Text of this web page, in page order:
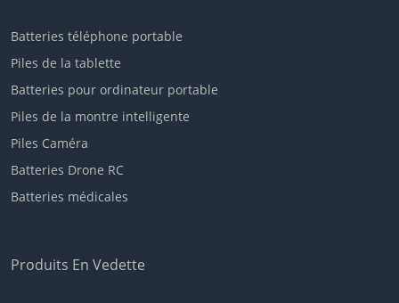
Batteries téléphone portable
Piles de la tablette
Batteries pour ordinateur portable
Piles de la montre intelligente
Piles Caméra
Batteries Drone RC
Batteries médicales
Produits En Vedette